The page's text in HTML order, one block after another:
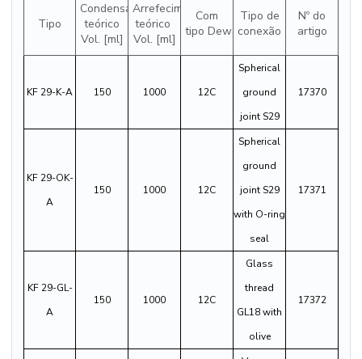
Tipo
Condensado
teórico
Vol. [ml]
Arrefecimento
teórico
Vol. [ml]
Com
tipo Dewar
Tipo de
conexão
Nº do
artigo
KF 29-K-A 150 1000 12C
Spherical
ground
joint S29
17370
KF 29-OK-
A
150 1000 12C
Spherical
ground
joint S29
with O-ring
seal
17371
KF 29-GL-
A
150 1000 12C
Glass
thread
GL18 with
olive
17372